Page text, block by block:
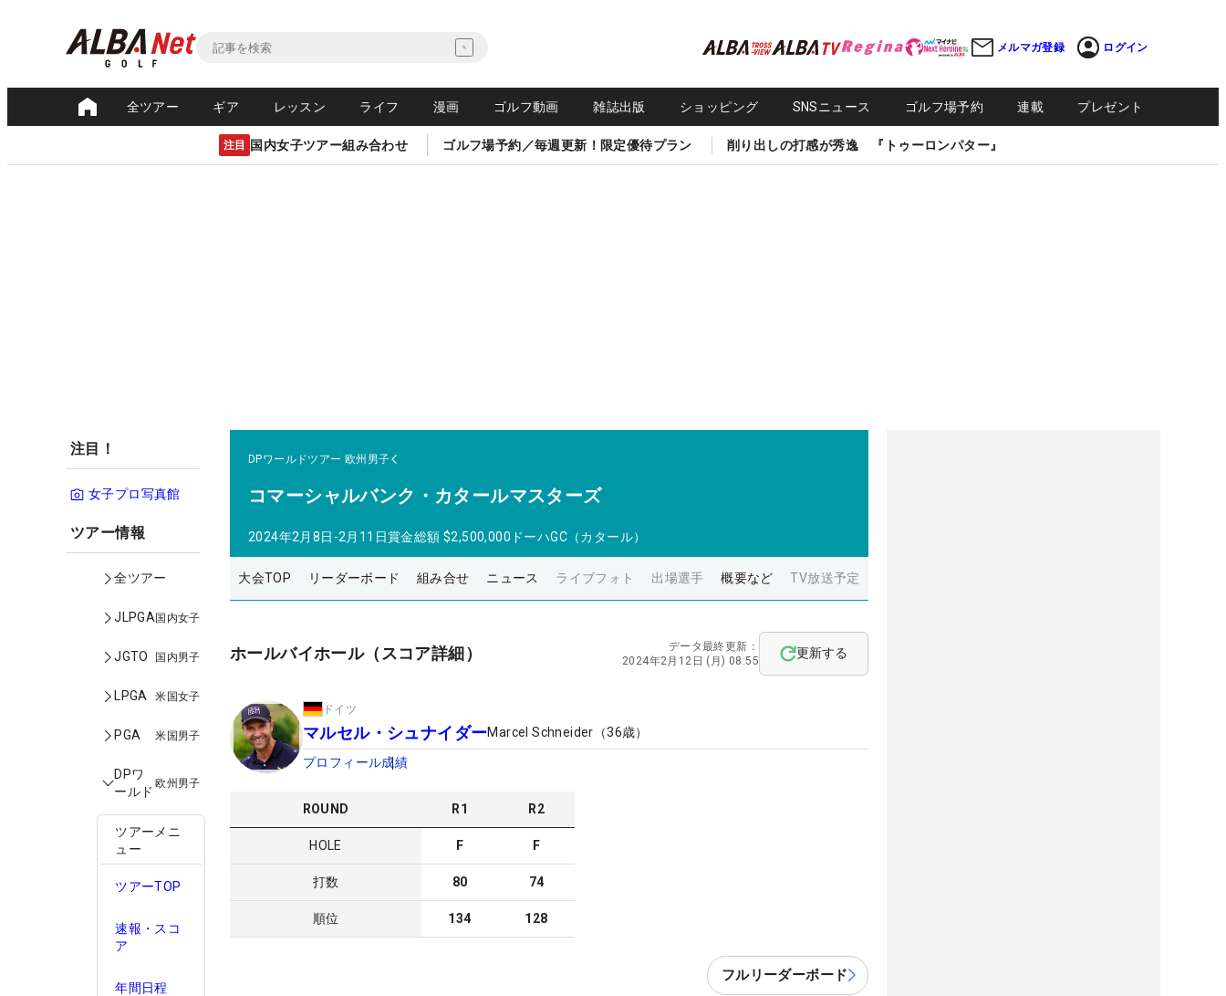
メルマガ登録 ログイン
全ツアー ギア レッスン ライフ 漫画 ゴルフ動画 雑誌出版 ショッピング SNSニュース ゴルフ場予約 連載 プレゼント
注目 国内女子ツアー組み合わせ ゴルフ場予約／毎週更新！限定優待プラン 削り出しの打感が秀逸 『トゥーロンパター』
注目！
女子プロ写真館
ツアー情報
全ツアー
JLPGA国内女子
JGTO 国内男子
LPGA 米国女子
PGA 米国男子
DPワ
ールド
欧州男子
ツアーメニ
ュー
ツアーTOP
速報・スコ
ア
年間日程
DPワールドツアー 欧州男子
コマーシャルバンク・カタールマスターズ
2024年2月8日-2月11日賞金総額 $2,500,000 ドーハGC（カタール）
大会TOP リーダーボード 組み合せ ニュース ライブフォト 出場選手 概要など TV放送予定
ホールバイホール（スコア詳細）
データ最終更新：
2024年2月12日 (月) 08:55
更新する
ドイツ
マルセル・シュナイダーMarcel Schneider （36歳）
プロフィール成績
ROUND R1 R2
HOLE F F
打数 80 74
順位 134 128
フルリーダーボード